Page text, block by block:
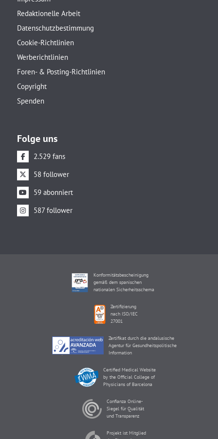
Redaktionelle Arbeit
Datenschutzbestimmung
Cookie-Richtlinien
Werberichtlinien
Foren- & Posting-Richtlinien
Copyright
Spenden
Folge uns
2.529 fans
58 follower
59 abonniert
587 follower
Konformitätsbescheinigung
gemäß dem spanischen
nationalen Sicherheitsschema
Zertifizierung
nach ISO/IEC
27001
Zertifikat durch die andalusische
Agentur für Gesundheitspolitische
Information
Certified Medical Website
by the Official College of
Physicians of Barcelona
Confianza Online-
Siegel für Qualität
und Transparenz
Projekt ist Mitglied